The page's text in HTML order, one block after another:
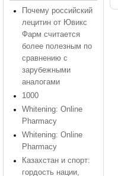
Почему российский
лецитин от Ювикс
Фарм считается
более полезным по
сравнению с
зарубежными
аналогами
1000
Whitening: Online
Pharmacy
Whitening: Online
Pharmacy
Казахстан и спорт:
гордость нации,